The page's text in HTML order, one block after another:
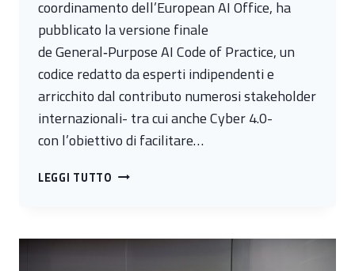
coordinamento dell’European AI Office, ha
pubblicato la versione finale
de General‑Purpose AI Code of Practice, un
codice redatto da esperti indipendenti e
arricchito dal contributo numerosi stakeholder
internazionali- tra cui anche Cyber 4.0-
con l’obiettivo di facilitare…
LEGGI TUTTO PUBBLICATO
AI